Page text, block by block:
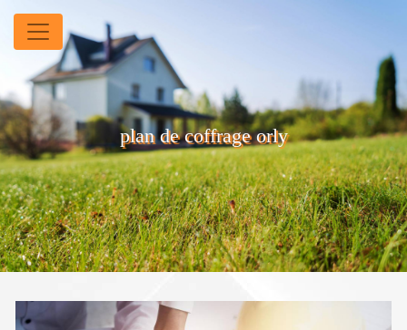
Panneau de gestion des cookies
plan de coffrage orly